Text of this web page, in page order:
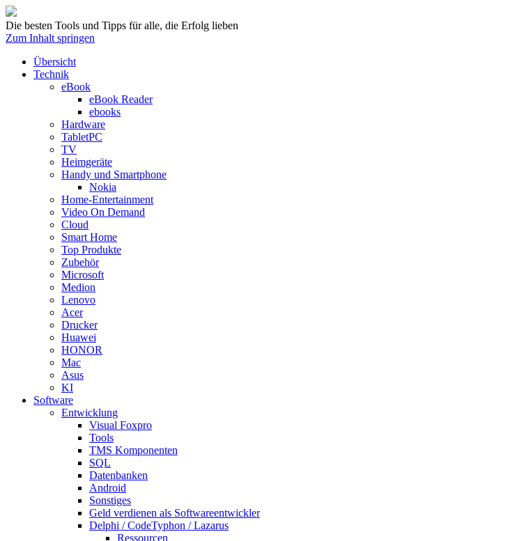
Die besten Tools und Tipps für alle, die Erfolg lieben
Zum Inhalt springen
Übersicht
Technik
eBook
eBook Reader
ebooks
Hardware
TabletPC
TV
Heimgeräte
Handy und Smartphone
Nokia
Home-Entertainment
Video On Demand
Cloud
Smart Home
Top Produkte
Zubehör
Microsoft
Medion
Lenovo
Acer
Drucker
Huawei
HONOR
Mac
Asus
KI
Software
Entwicklung
Visual Foxpro
Tools
TMS Komponenten
SQL
Datenbanken
Android
Sonstiges
Geld verdienen als Softwareentwickler
Delphi / CodeTyphon / Lazarus
Ressourcen